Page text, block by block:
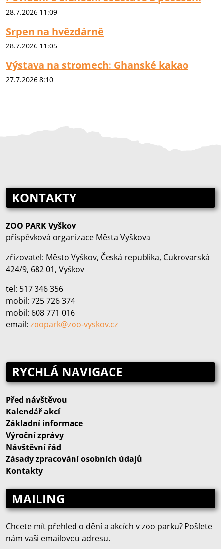
28.7.2026 11:09
Srpen na hvězdárně
28.7.2026 11:05
Výstava na stromech: Ghanské kakao
27.7.2026 8:10
KONTAKTY
ZOO PARK Vyškov
příspěvková organizace Města Vyškova
zřizovatel: Město Vyškov, Česká republika, Cukrovarská
424/9, 682 01, Vyškov
tel: 517 346 356
mobil: 725 726 374
mobil: 608 771 016
email: zoopark@zoo‑vyskov.cz
RYCHLÁ NAVIGACE
Před návštěvou
Kalendář akcí
Základní informace
Výroční zprávy
Návštěvní řád
Zásady zpracování osobních údajů
Kontakty
MAILING
Chcete mít přehled o dění a akcích v zoo parku? Pošlete
nám vaši emailovou adresu.